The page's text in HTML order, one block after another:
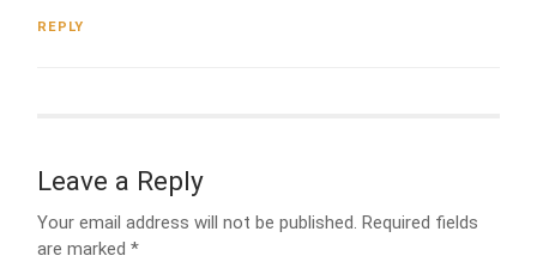
REPLY
Leave a Reply
Your email address will not be published. Required fields
are marked*